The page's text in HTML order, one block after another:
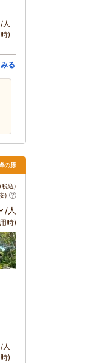
人
)
る
の原
税込)
)
/人
時)
人
)